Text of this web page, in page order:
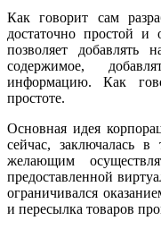
Как говорит сам
достаточно простой
позволяет добавлять
содержимое,
информацию. Как
простоте.
Основная идея
сейчас, заключалась
желающим
предоставленной
ограничивался
и пересылка товаров